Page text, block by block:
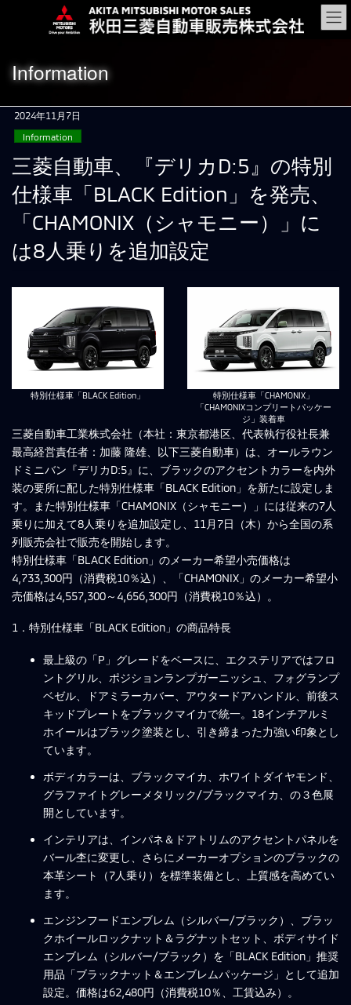
移
ン
Information
2024年11月7日
Information
三菱自動車、『デリカD:5』の特別
仕様車「BLACK Edition」を発売、
「CHAMONIX（シャモニー）」に
は8人乗りを追加設定
特別仕様車「BLACK Edition」
特別仕様車「CHAMONIX」
「CHAMONIXコンプリートパッケー
ジ」装着車
三菱自動車工業株式会社（本社：東京都港区、代表執行役社長兼
最高経営責任者：加藤 隆雄、以下三菱自動車）は、オールラウン
ドミニバン『デリカD:5』に、ブラックのアクセントカラーを内外
装の要所に配した特別仕様車「BLACK Edition」を新たに設定しま
す。また特別仕様車「CHAMONIX（シャモニー）」には従来の7人
乗りに加えて8人乗りを追加設定し、11月7日（木）から全国の系
列販売会社で販売を開始します。
特別仕様車「BLACK Edition」のメーカー希望小売価格は
4,733,300円（消費税10％込）、「CHAMONIX」のメーカー希望小
売価格は4,557,300～4,656,300円（消費税10％込）。
1．特別仕様車「BLACK Edition」の商品特長
最上級の「P」グレードをベースに、エクステリアではフロ
ントグリル、ポジションランプガーニッシュ、フォグランプ
ベゼル、ドアミラーカバー、アウタードアハンドル、前後ス
キッドプレートをブラックマイカで統一。18インチアルミ
ホイールはブラック塗装とし、引き締まった力強い印象とし
ています。
ボディカラーは、ブラックマイカ、ホワイトダイヤモンド、
グラファイトグレーメタリック/ブラックマイカ、の３色展
開としています。
インテリアは、インパネ＆ドアトリムのアクセントパネルを
バール杢に変更し、さらにメーカーオプションのブラックの
本革シート（7人乗り）を標準装備とし、上質感を高めてい
ます。
エンジンフードエンブレム（シルバー/ブラック）、ブラッ
クホイールロックナット＆ラグナットセット、ボディサイド
エンブレム（シルバー/ブラック）を「BLACK Edition」推奨
用品「ブラックナット＆エンブレムパッケージ」として追加
設定。価格は62,480円（消費税10％、工賃込み）。